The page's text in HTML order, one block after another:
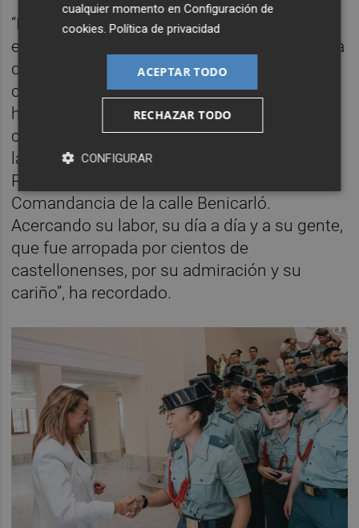
“Es también nuestro deseo, con actos como
este, abrir cada día más la labor que cada día
desempeñáis al conjunto de la sociedad
castellonense. Con esa intención, juntos
hemos hecho posible hitos como
celebración del Día de la Fiesta Nacional, de
la Patrona de la Guardia Civil, la Virgen del
Pilar, sacando este emotivo acto fuera de la
Comandancia de la calle Benicarló.
Acercando su labor, su día a día y a su gente,
que fue arropada por cientos de
castellonenses, por su admiración y su
cariño”, ha recordado.
cualquier momento enConfiguración de
cookies .Política de privacidad
ACEPTAR TODO
RECHAZAR TODO
CONFIGURAR